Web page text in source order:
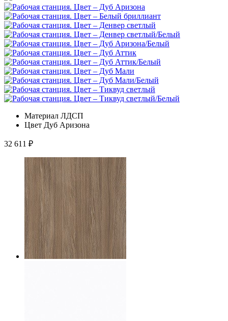
Материал ЛДСП
Цвет Дуб Аризона
32 611 ₽